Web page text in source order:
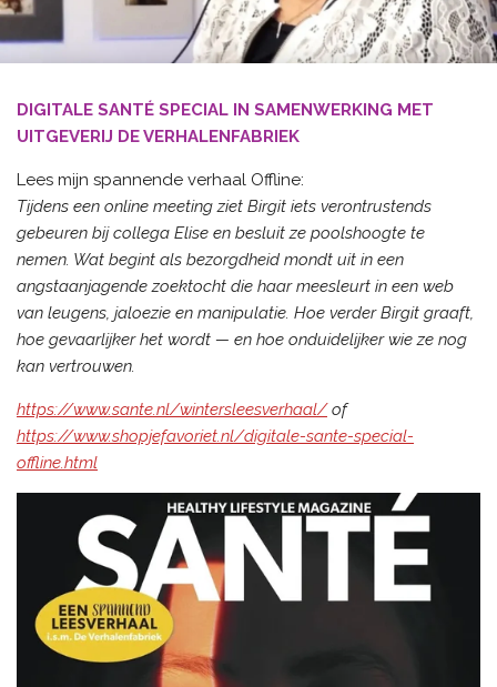
DIGITALE SANTÉ SPECIAL IN SAMENWERKING MET
UITGEVERIJ DE VERHALENFABRIEK
Lees mijn spannende verhaal Offline:
Tijdens een online meeting ziet Birgit iets verontrustends
gebeuren bij collega Elise en besluit ze poolshoogte te
nemen. Wat begint als bezorgdheid mondt uit in een
angstaanjagende zoektocht die haar meesleurt in een web
van leugens, jaloezie en manipulatie. Hoe verder Birgit graaft,
hoe gevaarlijker het wordt — en hoe onduidelijker wie ze nog
kan vertrouwen.
https://www.sante.nl/wintersleesverhaal/of
https://www.shopjefavoriet.nl/digitale-sante-special-
offline.html